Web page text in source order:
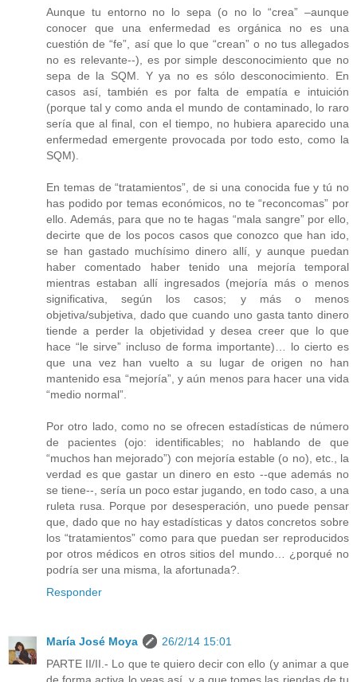
Aunque tu entorno no lo sepa (o no lo “crea” –aunque
conocer que una enfermedad es orgánica no es una
cuestión de “fe”, así que lo que “crean” o no tus allegados
no es relevante--), es por simple desconocimiento que no
sepa de la SQM. Y ya no es sólo desconocimiento. En
casos así, también es por falta de empatía e intuición
(porque tal y como anda el mundo de contaminado, lo raro
sería que al final, con el tiempo, no hubiera aparecido una
enfermedad emergente provocada por todo esto, como la
SQM).
En temas de “tratamientos”, de si una conocida fue y tú no
has podido por temas económicos, no te “reconcomas” por
ello. Además, para que no te hagas “mala sangre” por ello,
decirte que de los pocos casos que conozco que han ido,
se han gastado muchísimo dinero allí, y aunque puedan
haber comentado haber tenido una mejoría temporal
mientras estaban allí ingresados (mejoría más o menos
significativa, según los casos; y más o menos
objetiva/subjetiva, dado que cuando uno gasta tanto dinero
tiende a perder la objetividad y desea creer que lo que
hace “le sirve” incluso de forma importante)… lo cierto es
que una vez han vuelto a su lugar de origen no han
mantenido esa “mejoría”, y aún menos para hacer una vida
“medio normal”.
Por otro lado, como no se ofrecen estadísticas de número
de pacientes (ojo: identificables; no hablando de que
“muchos han mejorado”) con mejoría estable (o no), etc., la
verdad es que gastar un dinero en esto --que además no
se tiene--, sería un poco estar jugando, en todo caso, a una
ruleta rusa. Porque por desesperación, uno puede pensar
que, dado que no hay estadísticas y datos concretos sobre
los “tratamientos” como para que puedan ser reproducidos
por otros médicos en otros sitios del mundo… ¿porqué no
podría ser una misma, la afortunada?.
Responder
María José Moya
26/2/14 15:01
PARTE II/II.- Lo que te quiero decir con ello (y animar a que